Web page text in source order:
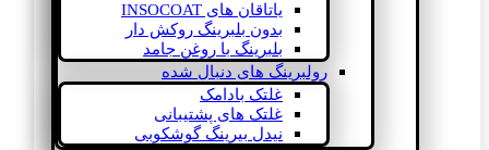
یاتاقان های INSOCOAT
بدون بلبرینگ روکش دار
بلبرینگ با روغن جامد
رولبرینگ های دنبال شده
غلتک بادامک
غلتک های پشتیبانی
نیدل بیرینگ گوشکوبی